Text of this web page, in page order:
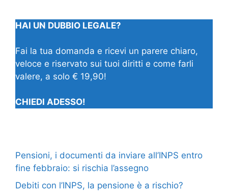
HAI UN DUBBIO LEGALE?
Fai la tua domanda e ricevi un parere chiaro,
veloce e riservato sui tuoi diritti e come farli
valere, a solo € 19,90!
CHIEDI ADESSO!
Pensioni, i documenti da inviare all’INPS entro
fine febbraio: si rischia l’assegno
Debiti con l’INPS, la pensione è a rischio?